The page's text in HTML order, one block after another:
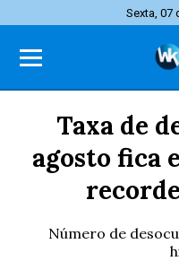
Sexta, 07
Taxa de
agosto fica
Número de